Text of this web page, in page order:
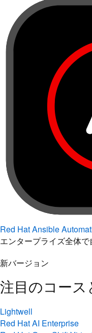
Red Hat Ansible
エンタープライズ全体で
新バージョン
注目のコース
Lightwell
Red Hat AI Enterprise